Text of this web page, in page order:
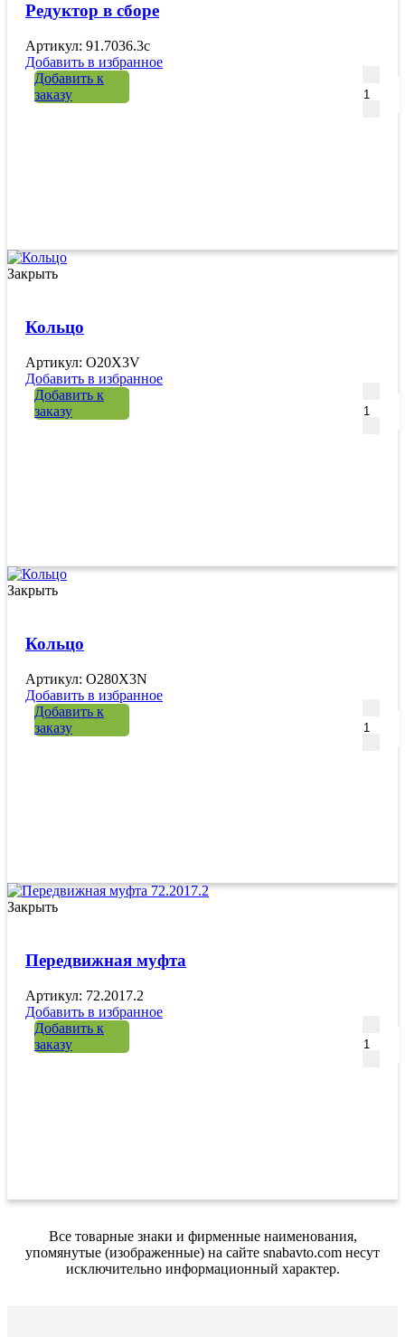
Редуктор в сборе
Артикул: 91.7036.3c
Добавить в избранное
Добавить к
заказу
Закрыть
Кольцо
Артикул: O20X3V
Добавить в избранное
Добавить к
заказу
Закрыть
Кольцо
Артикул: O280X3N
Добавить в избранное
Добавить к
заказу
Закрыть
Передвижная муфта
Артикул: 72.2017.2
Добавить в избранное
Добавить к
заказу
Все товарные знаки и фирменные наименования,
упомянутые (изображенные) на сайте snabavto.com несут
исключительно информационный характер.